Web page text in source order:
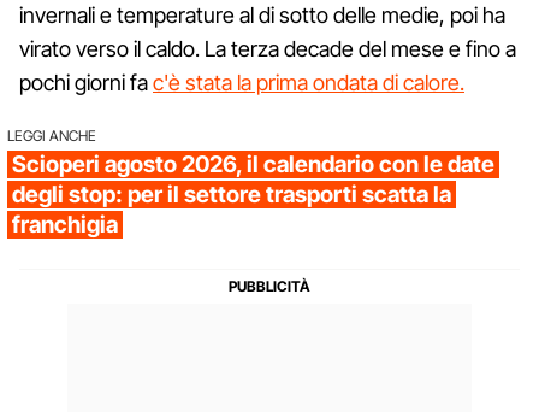
invernali e temperature al di sotto delle medie, poi ha
virato verso il caldo. La terza decade del mese e fino a
pochi giorni fac'è stata la prima ondata di calore.
LEGGI ANCHE
Scioperi agosto 2026, il calendario con le date
degli stop: per il settore trasporti scatta la
franchigia